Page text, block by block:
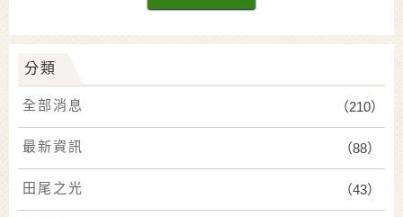
分類
全部消息 （210）
最新資訊 （88）
田尾之光 （43）